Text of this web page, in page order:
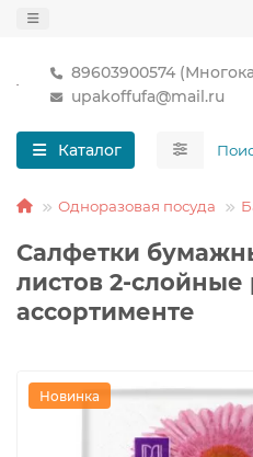
89603900574
upakoffufa@mail.ru
Каталог
Одноразовая посуда
Салфетки
листов 2-слойные
ассортименте
Новинка